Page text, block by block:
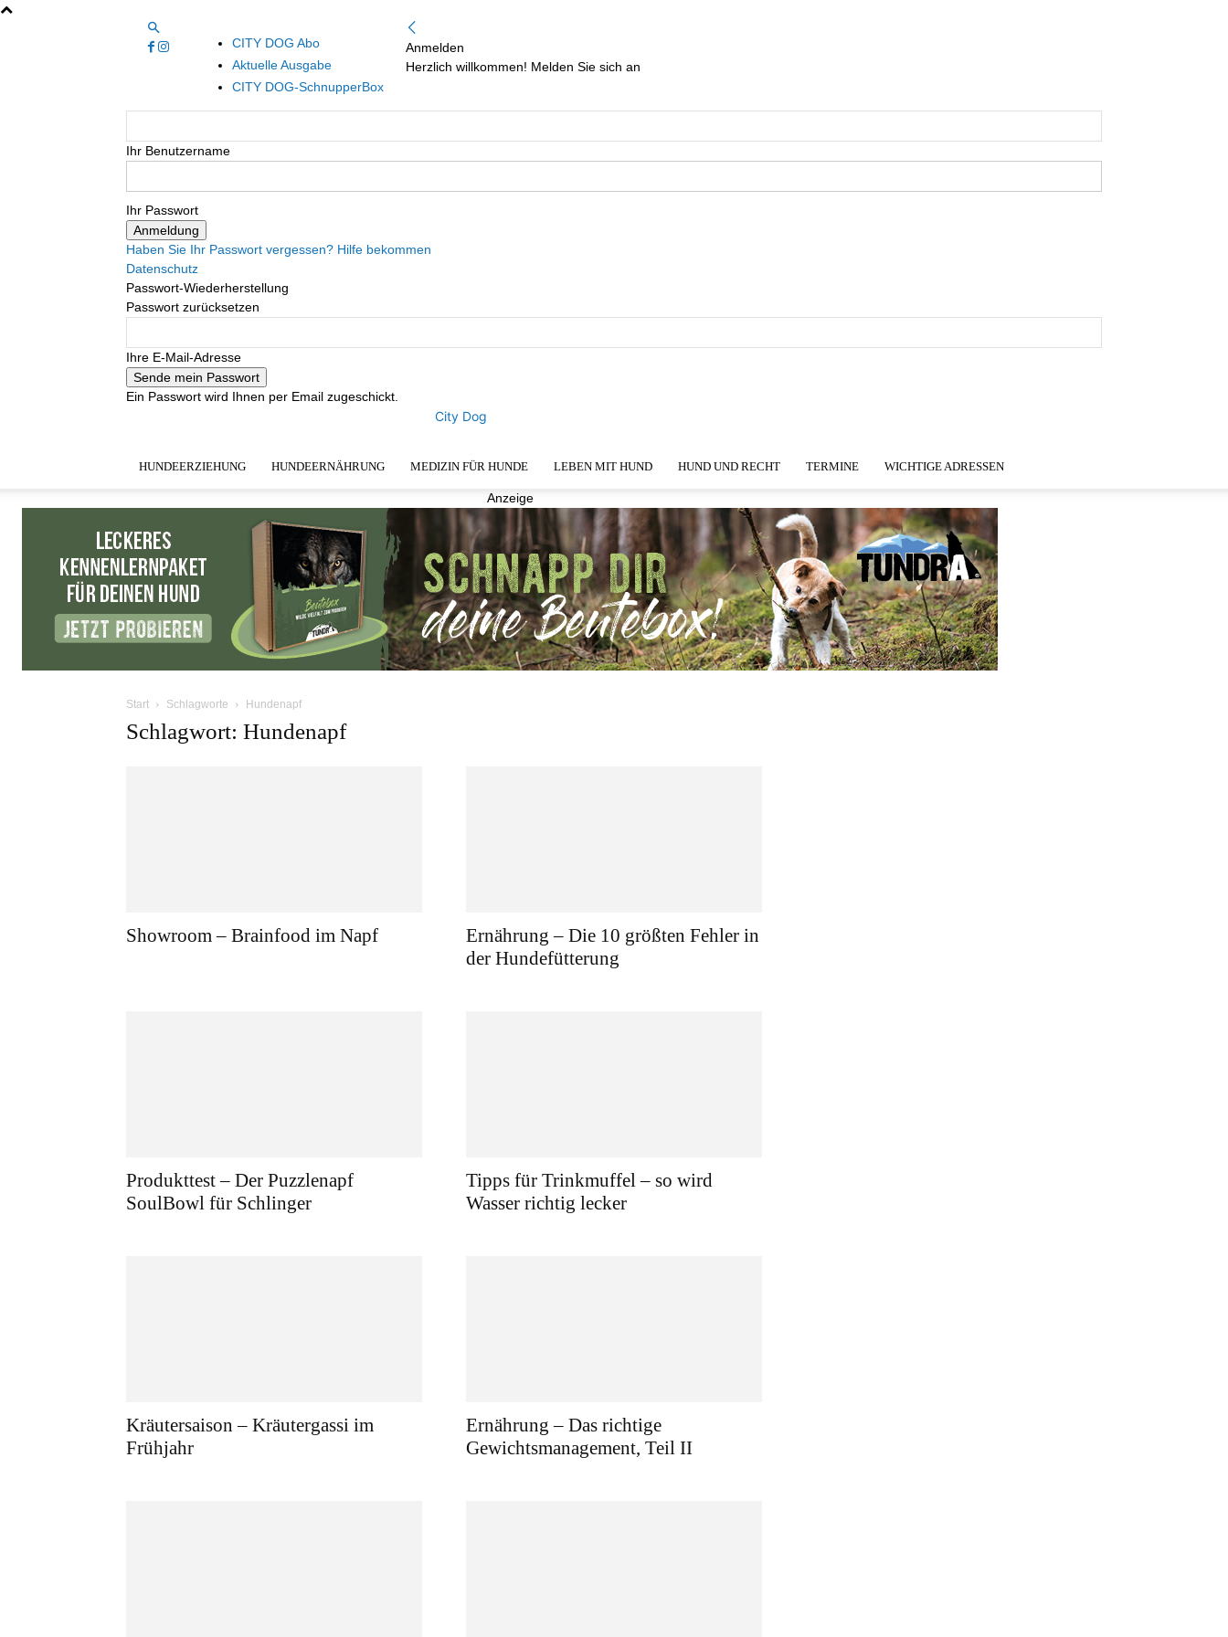
CITY DOG Abo
Aktuelle Ausgabe
CITY DOG-SchnupperBox
Anmelden
Herzlich willkommen! Melden Sie sich an
Ihr Benutzername
Ihr Passwort
Haben Sie Ihr Passwort vergessen? Hilfe bekommen
Datenschutz
Passwort-Wiederherstellung
Passwort zurücksetzen
Ihre E-Mail-Adresse
Ein Passwort wird Ihnen per Email zugeschickt.
City Dog
HUNDEERZIEHUNG HUNDEERNÄHRUNG MEDIZIN FÜR HUNDE LEBEN MIT HUND HUND UND RECHT TERMINE WICHTIGE ADRESSEN
Anzeige
Start Schlagworte Hundenapf
Schlagwort: Hundenapf
Showroom – Brainfood im Napf
Ernährung – Die 10 größten Fehler in
der Hundefütterung
Produkttest – Der Puzzlenapf
SoulBowl für Schlinger
Tipps für Trinkmuffel – so wird
Wasser richtig lecker
Kräutersaison – Kräutergassi im
Frühjahr
Ernährung – Das richtige
Gewichtsmanagement, Teil II